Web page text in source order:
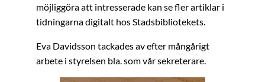
möjliggöra att intresserade kan se fler artiklar i
tidningarna digitalt hos Stadsbibliotekets.
Eva Davidsson tackades av efter mångårigt
arbete i styrelsen bla. som vår sekreterare.